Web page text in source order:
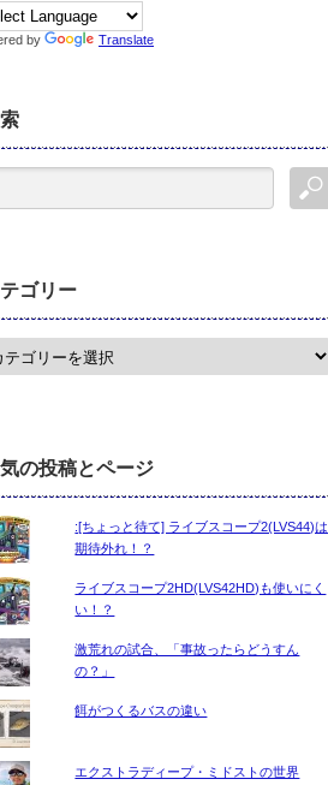
by Translate
ゴリー
の投稿とページ
:[ちょっと待て] ライブスコープ2(LVS44)は
期待外れ！？
ライブスコープ2HD(LVS42HD)も使いにく
い！？
激荒れの試合、「事故ったらどうすん
の？」
餌がつくるバスの違い
エクストラディープ・ミドストの世界